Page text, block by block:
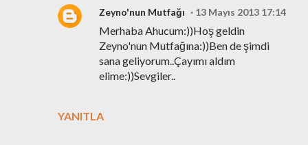
YANITLA
Zeyno'nun Mutfağı 13 Mayıs 2013 17:14
Merhaba Ahucum:))Hoş geldin
Zeyno'nun Mutfağına:))Ben de şimdi
sana geliyorum..Çayımı aldım
elime:))Sevgiler..